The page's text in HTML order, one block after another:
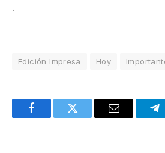
.
Edición Impresa Hoy
FacebookTwitter Email